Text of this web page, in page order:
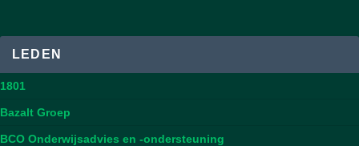
LEDEN
1801
Bazalt Groep
BCO Onderwijsadvies en -ondersteuning